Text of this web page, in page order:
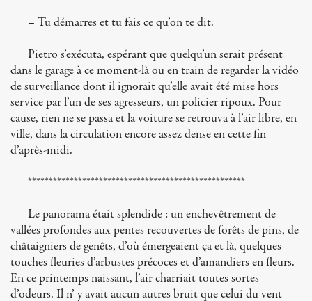
– Tu démarres et tu fais ce qu’on te dit.
Pietro s’exécuta, espérant que quelqu’un serait présent
dans le garage à ce moment-là ou en train de regarder la vidéo
de surveillance dont il ignorait qu’elle avait été mise hors
service par l’un de ses agresseurs, un policier ripoux. Pour
cause, rien ne se passa et la voiture se retrouva à l’air libre, en
ville, dans la circulation encore assez dense en cette fin
d’après-midi.
****************************************************
Le panorama était splendide : un enchevêtrement de
vallées profondes aux pentes recouvertes de forêts de pins, de
châtaigniers de genêts, d’où émergeaient ça et là, quelques
touches fleuries d’arbustes précoces et d’amandiers en fleurs.
En ce printemps naissant, l’air charriait toutes sortes
d’odeurs. Il n’ y avait aucun autres bruit que celui du vent